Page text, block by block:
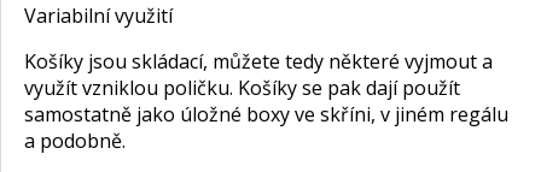
Variabilní využití
Košíky jsou skládací, můžete tedy některé vyjmout a
využít vzniklou poličku. Košíky se pak dají použít
samostatně jako úložné boxy ve skříni, v jiném regálu
a podobně.